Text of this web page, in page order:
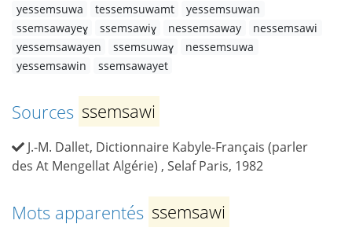
yessemsuwa
tessemsuwamt
yessemsuwan
ssemsawayeɣ
ssemsawiɣ nessemsaway
nessemsawi
yessemsawayen
ssemsuwaɣ
nessemsuwa
yessemsawin
ssemsawayet
Sources ssemsawi
J.-M. Dallet, Dictionnaire Kabyle-Français (parler
des At Mengellat Algérie) , Selaf Paris, 1982
Mots apparentés ssemsawi